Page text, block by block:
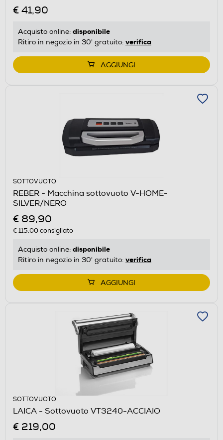
€ 41,90
Acquisto online: disponibile
Ritiro in negozio in 30' gratuito: verifica
AGGIUNGI
SOTTOVUOTO
REBER - Macchina sottovuoto V-HOME-
SILVER/NERO
€ 89,90
€ 115,00consigliato
Acquisto online: disponibile
Ritiro in negozio in 30' gratuito: verifica
AGGIUNGI
SOTTOVUOTO
LAICA - Sottovuoto VT3240-ACCIAIO
€ 219,00